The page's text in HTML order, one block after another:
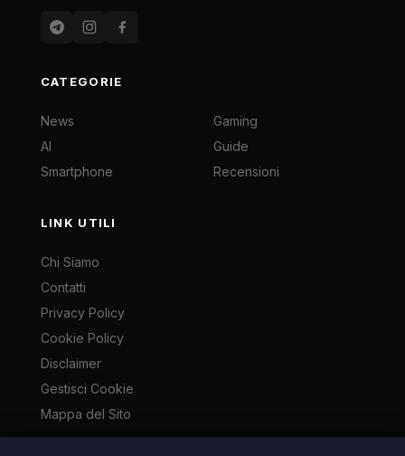
CATEGORIE
News
AI
Smartphone
Gaming
Guide
Recensioni
LINK UTILI
Chi Siamo
Contatti
Privacy Policy
Cookie Policy
Disclaimer
Gestisci Cookie
Mappa del Sito